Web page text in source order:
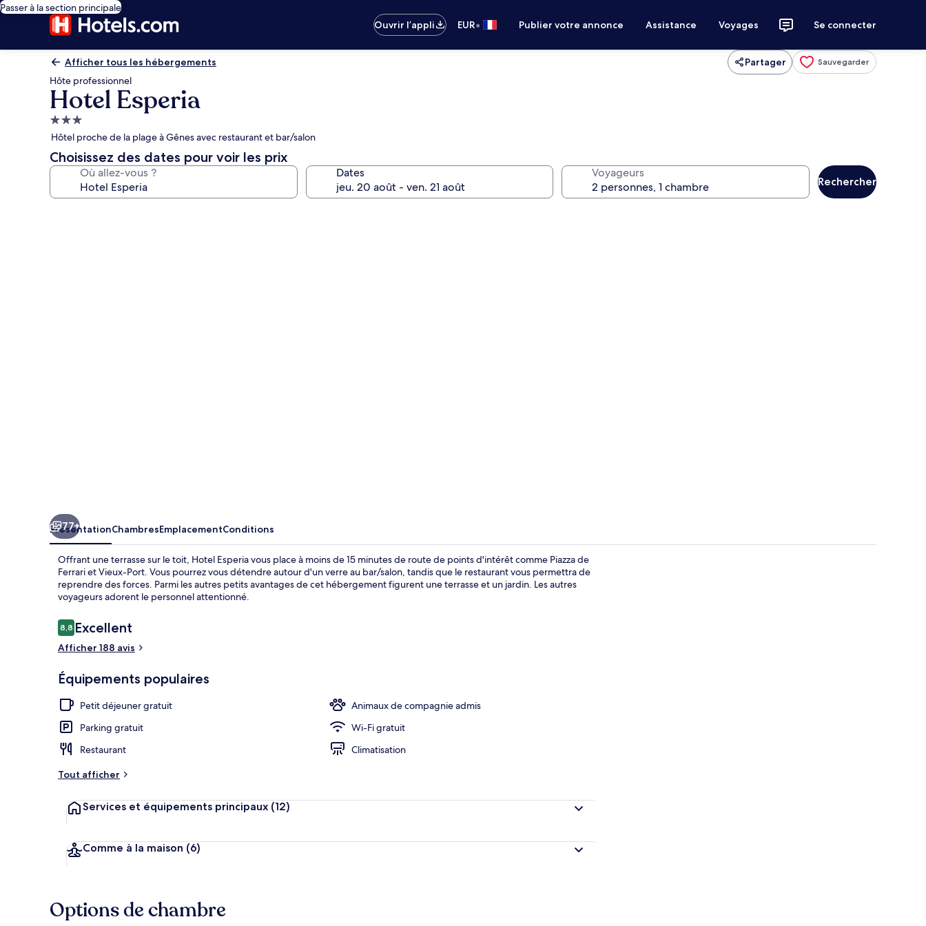
Passer à la section principale
Ouvrir l’appli
EUR• Publier votre annonce Assistance Voyages Se connecter
Afficher tous les hébergements Partager Sauvegarder
Hôte professionnel
Hotel Esperia
Hébergement
3.0 étoiles
Hôtel proche de la plage à Gênes avec restaurant et bar/salon
Choisissez des dates pour voir les prix
Où allez-vous ? Dates Voyageurs
Rechercher
77+
PrésentationChambresEmplacementConditions
Offrant une terrasse sur le toit, Hotel Esperia vous place à moins de 15 minutes de route de points d'intérêt comme Piazza de
Ferrari et Vieux-Port. Vous pourrez vous détendre autour d'un verre au bar/salon, tandis que le restaurant vous permettra de
reprendre des forces. Parmi les autres petits avantages de cet hébergement figurent une terrasse et un jardin. Les autres
voyageurs adorent le personnel attentionné.
Avis
voyageurs
8,88,8 sur 10
Excellent
Afficher 188 avis
Équipements populaires
Petit déjeuner gratuit
Animaux de compagnie admis
Parking gratuit
Wi-Fi gratuit
Restaurant
Climatisation
Tout afficher
Services et équipements principaux (12)
Comme à la maison (6)
Options de chambre